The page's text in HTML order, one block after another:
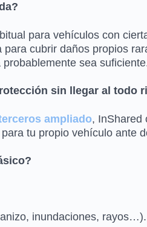
para vehículos con
cubrir daños propios
sea
sin llegar al todo
ampliado, InShared
tu propio vehículo ante
inundaciones, rayos…).